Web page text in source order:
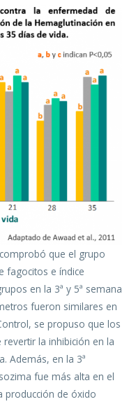
que el grupo
fagocitos e índice
en la 3ª y 5ª semana
fueron similares en
se propuso que los
la inhibición en la
Además, en la 3ª
fue más alta en el
producción de óxido